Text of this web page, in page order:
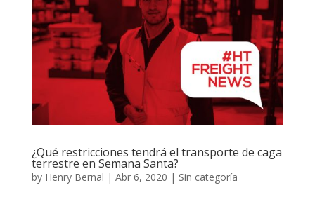
¿Qué restricciones tendrá el transporte de caga
terrestre en Semana Santa?
by Henry Bernal | Abr 6, 2020 | Sin categoría